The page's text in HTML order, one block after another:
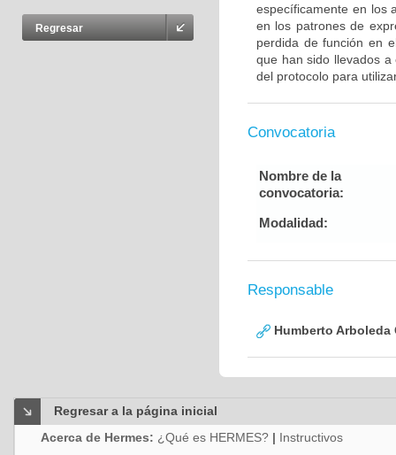
Regresar
específicamente en los
en los patrones de
perdida de función en
que han sido llevados
del protocolo para
Convocatoria
Nombre de la
convocatoria:
Modalidad:
Responsable
Humberto Arboleda
Regresar a la página inicial
Acerca de Hermes: ¿Qué es HERMES? | Instructivos